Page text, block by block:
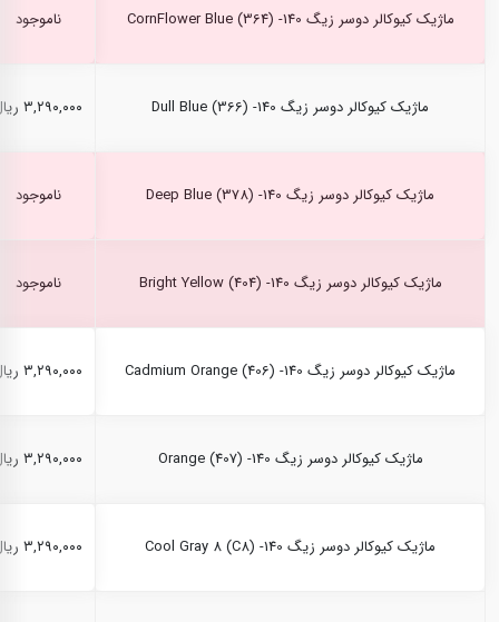
ماژیک کیوکالر دوسر زیگ CornFlower Blue (364) -140 ناموجود
ماژیک کیوکالر دوسر زیگ Dull Blue (366) -140 ۳,۲۹۰,۰۰۰ ریال
ماژیک کیوکالر دوسر زیگ Deep Blue (378) -140 ناموجود
ماژیک کیوکالر دوسر زیگ Bright Yellow (404) -140 ناموجود
ماژیک کیوکالر دوسر زیگ Cadmium Orange (406) -140 ۳,۲۹۰,۰۰۰ ریال
ماژیک کیوکالر دوسر زیگ Orange (407) -140 ۳,۲۹۰,۰۰۰ ریال
ماژیک کیوکالر دوسر زیگ Cool Gray 8 (C8) -140 ۳,۲۹۰,۰۰۰ ریال